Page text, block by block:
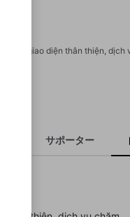
サポーター
作成で